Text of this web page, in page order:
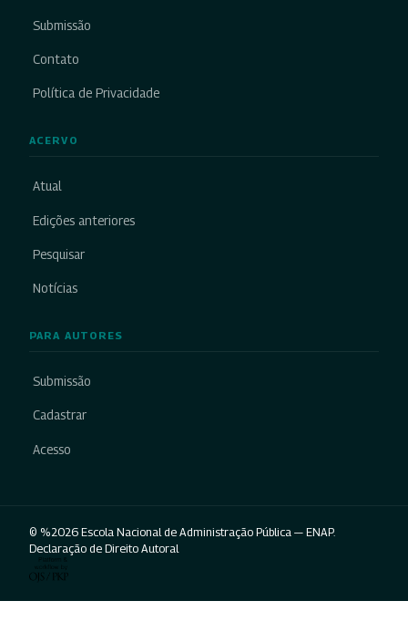
Submissão
Contato
Política de Privacidade
ACERVO
Atual
Edições anteriores
Pesquisar
Notícias
PARA AUTORES
Submissão
Cadastrar
Acesso
© %2026 Escola Nacional de Administração Pública — ENAP.
Declaração de Direito Autoral